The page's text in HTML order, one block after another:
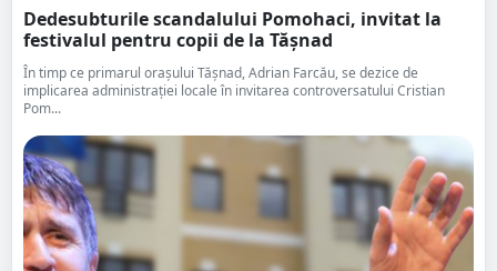
Dedesubturile scandalului Pomohaci, invitat la
festivalul pentru copii de la Tășnad
În timp ce primarul orașului Tășnad, Adrian Farcău, se dezice de
implicarea administrației locale în invitarea controversatului Cristian
Pom...